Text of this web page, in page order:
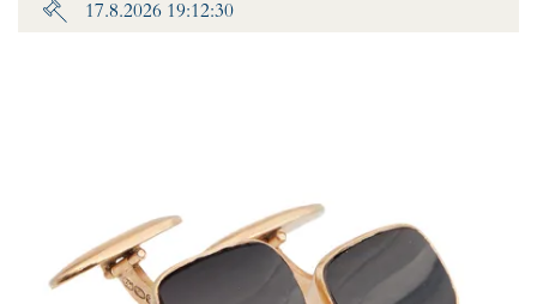
17.8.2026 19:12:30